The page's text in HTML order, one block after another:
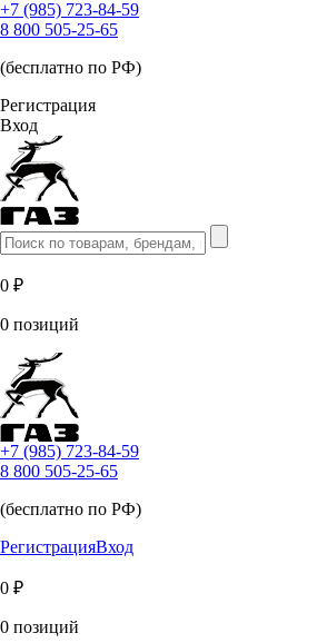
+7 (985) 723-84-59
8 800 505-25-65
(бесплатно по РФ)
Регистрация
Вход
0 ₽
0 позиций
+7 (985) 723-84-59
8 800 505-25-65
(бесплатно по РФ)
РегистрацияВход
0 ₽
0 позиций